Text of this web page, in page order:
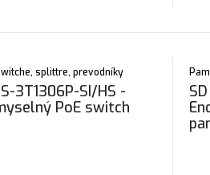
splittre, prevodníky
3T1306P-SI/HS -
PoE switch